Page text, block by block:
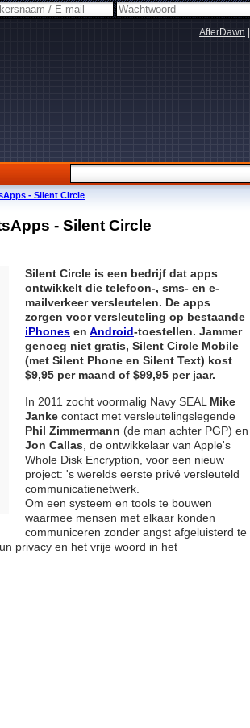
AfterDawn
- Silent Circle
- Silent Circle
Silent Circle is een bedrijf dat apps
ontwikkelt die telefoon-, sms- en e-
mailverkeer versleutelen. De apps
zorgen voor versleuteling op bestaande
iPhones en Android-toestellen. Jammer
genoeg niet gratis, Silent Circle Mobile
(met Silent Phone en Silent Text) kost
$9,95 per maand of $99,95 per jaar.
In 2011 zocht voormalig Navy SEAL Mike
Janke contact met versleutelingslegende
Phil Zimmermann (de man achter PGP) en
Jon Callas , de ontwikkelaar van Apple's
Whole Disk Encryption, voor een nieuw
project: 's werelds eerste privé versleuteld
communicatienetwerk.
Om een systeem en tools te bouwen
waarmee mensen met elkaar konden
communiceren zonder angst afgeluisterd te
privacy en het vrije woord in het